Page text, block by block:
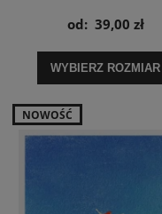
palmami - plakat
od: 39,00 zł
WYBIERZ ROZMIAR
NOWOŚĆ